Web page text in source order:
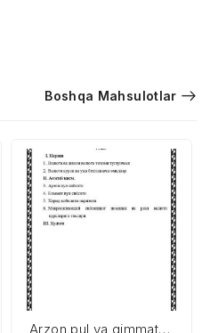
Boshqa Mahsulotlar
Arzon pul va qimmat